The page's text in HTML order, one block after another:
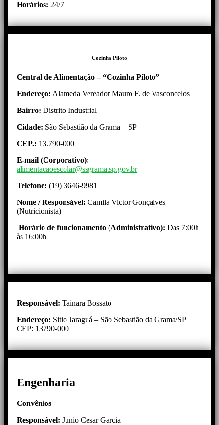
Horários: 24/7
Cozinha Piloto
Central de Alimentação – “Cozinha Piloto”
Endereço: Alameda Vereador Mauro F. de Vasconcelos
Bairro: Distrito Industrial
Cidade: São Sebastião da Grama – SP
CEP.: 13.790-000
E-mail (Corporativo):
alimentacaoescolar@ssgrama.sp.gov.br
Telefone: (19) 3646-9981
Nome / Responsável: Camila Victor Gonçalves
(Nutricionista)
Horário de funcionamento (Administrativo): Das 7:00h
às 16:00h
Responsável: Tainara Bossato
Endereço: Sitio Jaraguá – São Sebastião da Grama/SP
CEP: 13790-000
Engenharia
Convênios
Responsável: Junio Cesar Garcia